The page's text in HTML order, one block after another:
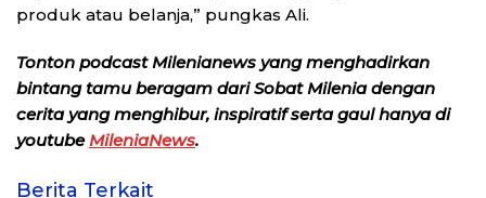
produk atau belanja,” pungkas Ali.
Tonton podcast Milenianews yang menghadirkan
bintang tamu beragam dari Sobat Milenia dengan
cerita yang menghibur, inspiratif serta gaul hanya di
youtubeMileniaNews.
Berita Terkait